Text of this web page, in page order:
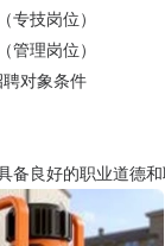
技岗位）
理岗位）
对象条件
良好的职业道德和